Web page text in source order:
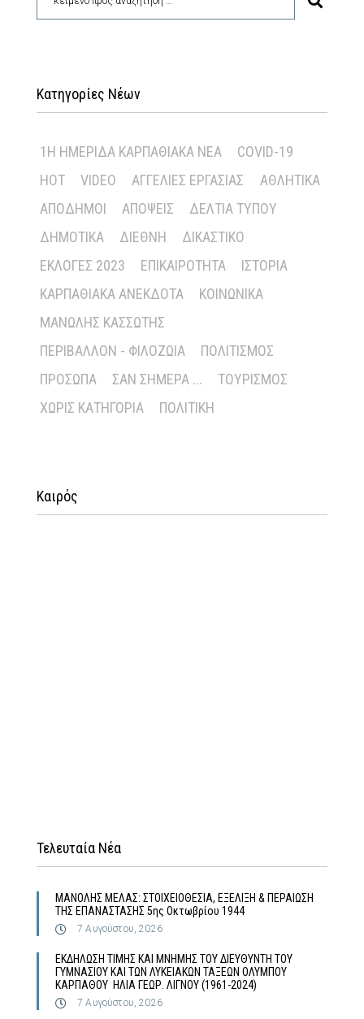
Κατηγορίες Νέων
1Η ΗΜΕΡΊΔΑ ΚΑΡΠΑΘΙΑΚΆ ΝΈΑ
COVID-19
HOT
VIDEO ΑΓΓΕΛΊΕΣ ΕΡΓΑΣΊΑΣ
ΑΘΛΗΤΙΚΆ
ΑΠΌΔΗΜΟΙ
ΑΠΌΨΕΙΣ
ΔΕΛΤΊΑ ΤΎΠΟΥ
ΔΗΜΟΤΙΚΆ
ΔΙΕΘΝΉ
ΔΙΚΑΣΤΙΚΌ
ΕΚΛΟΓΈΣ 2023
ΕΠΙΚΑΙΡΌΤΗΤΑ
ΙΣΤΟΡΊΑ
ΚΑΡΠΑΘΙΑΚΆ ΑΝΈΚΔΟΤΑ
ΚΟΙΝΩΝΙΚΆ
ΜΑΝΏΛΗΣ ΚΑΣΣΏΤΗΣ
ΠΕΡΙΒΆΛΛΟΝ - ΦΙΛΟΖΩΊΑ
ΠΟΛΙΤΙΣΜΌΣ
ΠΡΌΣΩΠΑ
ΣΑΝ ΣΉΜΕΡΑ ...
ΤΟΥΡΙΣΜΌΣ
ΧΩΡΊΣ ΚΑΤΗΓΟΡΊΑ
ΠΟΛΙΤΙΚΉ
Καιρός
Τελευταία Νέα
MΑΝΟΛΗΣ ΜΕΛΑΣ: ΣΤΟΙΧΕΙΟΘΕΣΙΑ, ΕΞΕΛΙΞΗ & ΠΕΡΑΙΩΣΗ
ΤΗΣ ΕΠΑΝΑΣΤΑΣΗΣ 5ης Οκτωβρίου 1944
7 Αυγούστου, 2026
ΕΚΔΗΛΩΣΗ ΤΙΜΗΣ ΚΑΙ ΜΝΗΜΗΣ ΤΟΥ ΔΙΕΥΘΥΝΤΗ ΤΟΥ
ΓΥΜΝΑΣΙΟΥ ΚΑΙ ΤΩΝ ΛΥΚΕΙΑΚΩΝ ΤΑΞΕΩΝ ΟΛΥΜΠΟΥ
ΚΑΡΠΑΘΟΥ ΗΛΙΑ ΓΕΩΡ. ΛΙΓΝΟΥ (1961-2024)
7 Αυγούστου, 2026